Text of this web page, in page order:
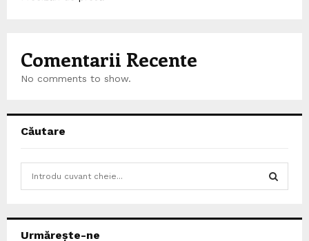
Comentarii Recente
No comments to show.
Căutare
Urmărește-ne